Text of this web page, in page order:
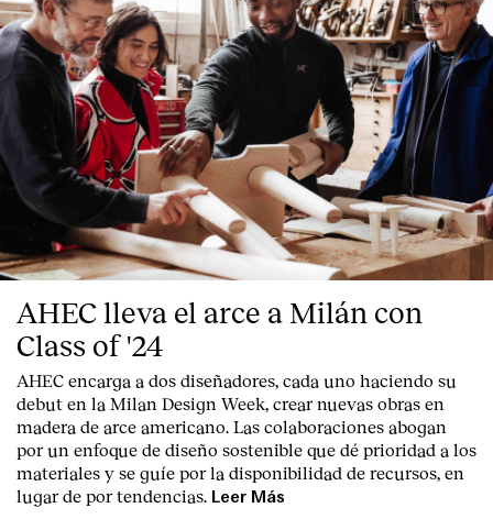
AHEC lleva el arce a Milán con
Class of '24
AHEC encarga a dos diseñadores, cada uno haciendo su
debut en la Milan Design Week, crear nuevas obras en
madera de arce americano. Las colaboraciones abogan
por un enfoque de diseño sostenible que dé prioridad a los
materiales y se guíe por la disponibilidad de recursos, en
lugar de por tendencias. Leer Más